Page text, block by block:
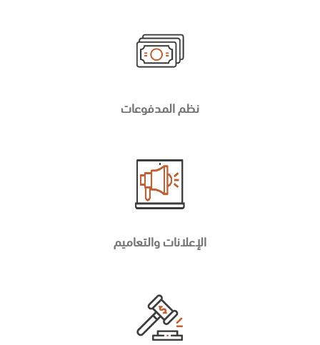
نظم المدفوعات
الإعلانات والتعاميم